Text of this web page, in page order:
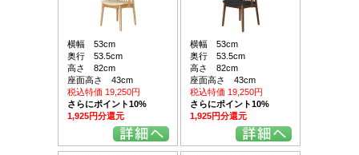
横幅 53cm
奥行 53.5cm
高さ 82cm
座面高さ 43cm
税込特価 19,250円
さらにポイント10%
1,925円分還元
横幅 53cm
奥行 53.5cm
高さ 82cm
座面高さ 43cm
税込特価 19,250円
さらにポイント10%
1,925円分還元